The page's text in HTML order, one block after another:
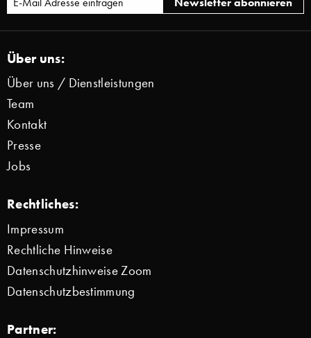
Über uns:
Über uns / Dienstleistungen
Team
Kontakt
Presse
Jobs
Rechtliches:
Impressum
Rechtliche Hinweise
Datenschutzhinweise Zoom
Datenschutzbestimmung
Partner: